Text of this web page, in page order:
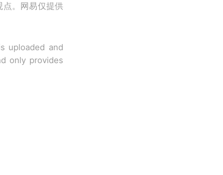
点。网易仅提供
uploaded and
only provides